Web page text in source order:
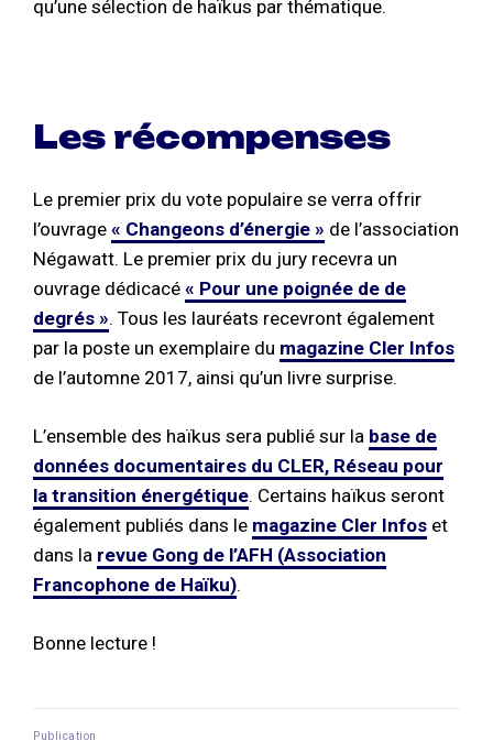
qu’une sélection de haïkus par thématique.
Les récompenses
Le premier prix du vote populaire se verra offrir
l’ouvrage « Changeons d’énergie » de l’association
Négawatt. Le premier prix du jury recevra un
ouvrage dédicacé « Pour une poignée de de
degrés ». Tous les lauréats recevront également
par la poste un exemplaire du magazine Cler Infos
de l’automne 2017, ainsi qu’un livre surprise.
L’ensemble des haïkus sera publié sur la base de
données documentaires du CLER, Réseau pour
la transition énergétique. Certains haïkus seront
également publiés dans le magazine Cler Infos et
dans la revue Gong de l’AFH (Association
Francophone de Haïku).
Bonne lecture !
Publication